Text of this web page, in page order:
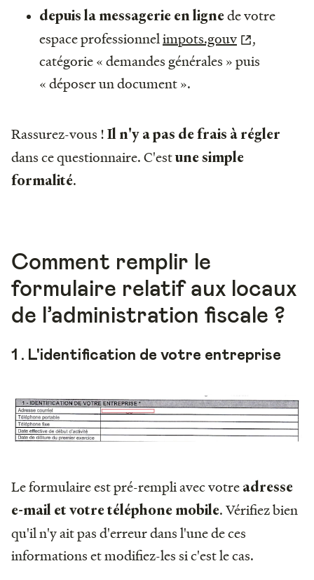
depuis la messagerie en lignede votre
espace professionnelimpots.gouv
,
catégorie « demandes générales » puis
« déposer un document ».
Rassurez-vous ! Il n'y a pas de frais à régler
dans ce questionnaire. C'estune simple
formalité.
Comment remplir le
formulaire relatif aux locaux
de l’administration fiscale ?
1 . L'identification de votre entreprise
Le formulaire est pré-rempli avec votre adresse
e-mail et votre téléphone mobile. Vérifiez bien
qu'il n'y ait pas d'erreur dans l'une de ces
informations et modifiez-les si c'est le cas.